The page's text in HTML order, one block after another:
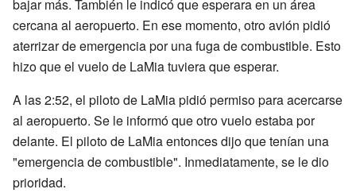
bajar más. También le indicó que esperara en un área
cercana al aeropuerto. En ese momento, otro avión pidió
aterrizar de emergencia por una fuga de combustible. Esto
hizo que el vuelo de LaMia tuviera que esperar.
A las 2:52, el piloto de LaMia pidió permiso para acercarse
al aeropuerto. Se le informó que otro vuelo estaba por
delante. El piloto de LaMia entonces dijo que tenían una
"emergencia de combustible". Inmediatamente, se le dio
prioridad.